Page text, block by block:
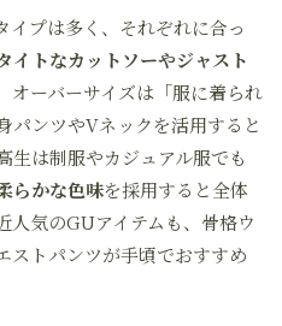
イプは多く、それぞれに合っ
イトなカットソーやジャスト
オーバーサイズは「服に着られ
パンツやVネックを活用すると
生は制服やカジュアル服でも
らかな色味を採用すると全体
人気のGUアイテムも、骨格ウ
ストパンツが手頃でおすすめ